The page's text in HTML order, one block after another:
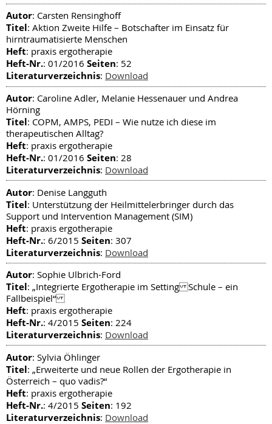
Autor: Carsten Rensinghoff
Titel: Aktion Zweite Hilfe – Botschafter im Einsatz für
hirntraumatisierte Menschen
Heft: praxis ergotherapie
Heft-Nr.: 01/2016 Seiten: 52
Literaturverzeichnis: Download
Autor: Caroline Adler, Melanie Hessenauer und Andrea
Hörning
Titel: COPM, AMPS, PEDI – Wie nutze ich diese im
therapeutischen Alltag?
Heft: praxis ergotherapie
Heft-Nr.: 01/2016 Seiten: 28
Literaturverzeichnis: Download
Autor: Denise Langguth
Titel: Unterstützung der Heilmittelerbringer durch das
Support und Intervention Management (SIM)
Heft: praxis ergotherapie
Heft-Nr.: 6/2015 Seiten: 307
Literaturverzeichnis: Download
Autor: Sophie Ulbrich-Ford
Titel: „Integrierte Ergotherapie im Setting Schule – ein
Fallbeispiel“
Heft: praxis ergotherapie
Heft-Nr.: 4/2015 Seiten: 224
Literaturverzeichnis: Download
Autor: Sylvia Öhlinger
Titel: „Erweiterte und neue Rollen der Ergotherapie in
Österreich – quo vadis?“
Heft: praxis ergotherapie
Heft-Nr.: 4/2015 Seiten: 192
Literaturverzeichnis: Download